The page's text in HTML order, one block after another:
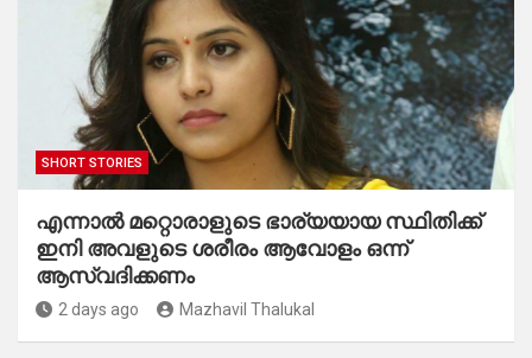
SHORT STORIES
എന്നാൽ മറ്റൊരാളുടെ ഭാര്യയായ സ്ഥിതിക്ക്
ഇനി അവളുടെ ശരീരം ആവോളം ഒന്ന്
ആസ്വദിക്കണം
2 days ago Mazhavil Thalukal